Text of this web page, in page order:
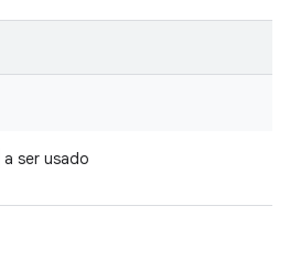
a ser usado